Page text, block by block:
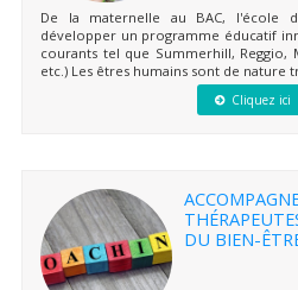
De la maternelle au BAC, l'école
développer un programme éducatif
courants tel que Summerhill, Reggio,
etc.) Les êtres humains sont de nature
Cliquez ici
DU BIEN-